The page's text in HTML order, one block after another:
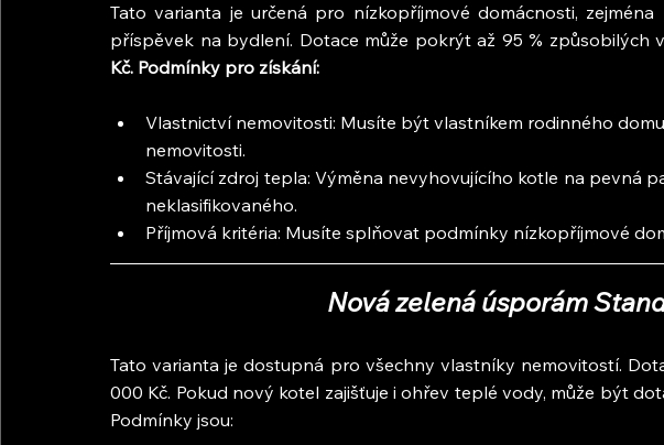
Tato varianta je určená pro nízkopříjmové domácnosti,
příspěvek na bydlení. Dotace může pokrýt až 95 % způsobilých
Kč. Podmínky pro získání:
Vlastnictví nemovitosti: Musíte být vlastníkem rodinného
nemovitosti.
Stávající zdroj tepla: Výměna nevyhovujícího kotle na pevná
neklasifikovaného.
Příjmová kritéria: Musíte splňovat podmínky nízkopříjmové
Nová zelená úsporám
Tato varianta je dostupná pro všechny vlastníky nemovitostí.
000 Kč. Pokud nový kotel zajišťuje i ohřev teplé vody, může být
Podmínky jsou: